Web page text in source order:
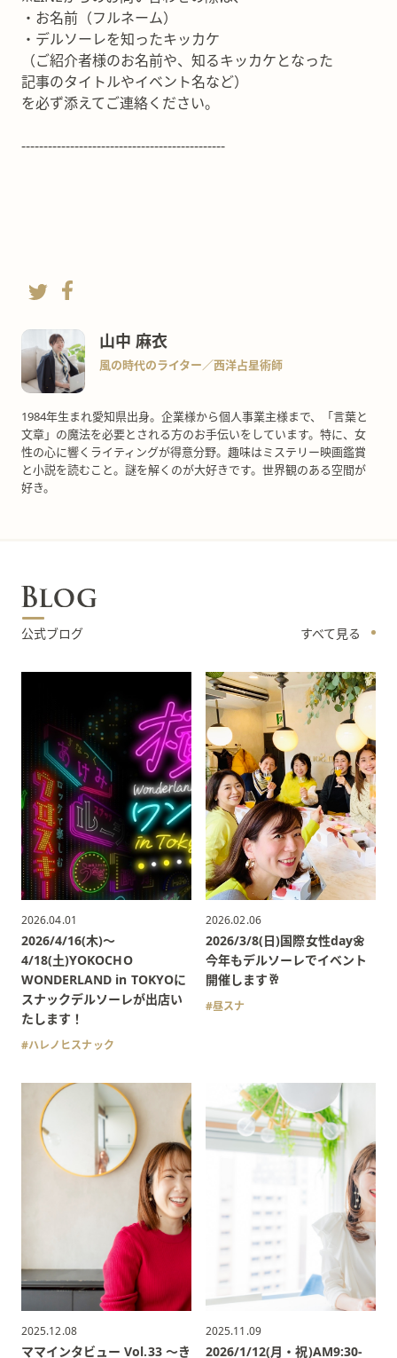
・お名前（フルネーム）
・デルソーレを知ったキッカケ
（ご紹介者様のお名前や、知るキッカケとなった
記事のタイトルやイベント名など）
を必ず添えてご連絡ください。
----------------------------------------------
山中 麻衣
風の時代のライター／西洋占星術師
1984年生まれ愛知県出身。企業様から個人事業主様まで、「言葉と
文章」の魔法を必要とされる方のお手伝いをしています。特に、女
性の心に響くライティングが得意分野。趣味はミステリー映画鑑賞
と小説を読むこと。謎を解くのが大好きです。世界観のある空間が
好き。
公式ブログ すべて見る
2026.04.01
2026/4/16(木)〜
4/18(土)YOKOCHO
WONDERLAND in TOKYOに
スナックデルソーレが出店い
たします！
ハレノヒスナック
2026.02.06
2026/3/8(日)国際女性day🌼
今年もデルソーレでイベント
開催します🥂
昼スナ
2025.12.08
ママインタビュー Vol.33 〜き
2025.11.09
2026/1/12(月・祝)AM9:30-